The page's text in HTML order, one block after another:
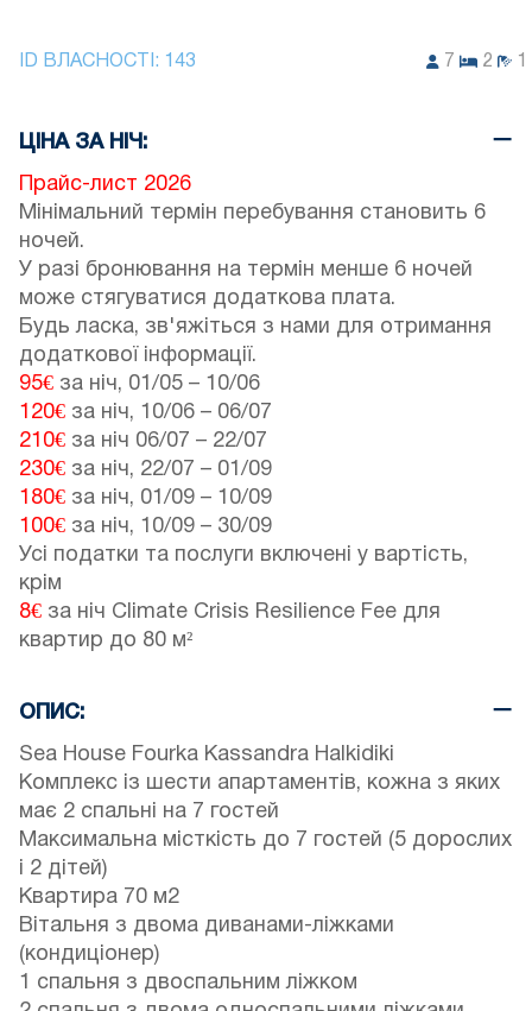
ID ВЛАСНОСТІ: 143 7 2
ЦІНА ЗА НІЧ:
Прайс-лист 2026
Мінімальний термін перебування становить 6
ночей.
У разі бронювання на термін менше 6 ночей
може стягуватися додаткова плата.
Будь ласка, зв'яжіться з нами для отримання
додаткової інформації.
95€ за ніч, 01/05 – 10/06
120€ за ніч, 10/06 – 06/07
210€ за ніч 06/07 – 22/07
230€ за ніч, 22/07 – 01/09
180€ за ніч, 01/09 – 10/09
100€ за ніч, 10/09 – 30/09
Усі податки та послуги включені у вартість,
крім
8€ за ніч Climate Crisis Resilience Fee для
квартир до 80 м²
ОПИС:
Sea House Fourka Kassandra Halkidiki
Комплекс із шести апартаментів, кожна з яких
має 2 спальні на 7 гостей
Максимальна місткість до 7 гостей (5 дорослих
і 2 дітей)
Квартира 70 м2
Вітальня з двома диванами-ліжками
(кондиціонер)
1 спальня з двоспальним ліжком